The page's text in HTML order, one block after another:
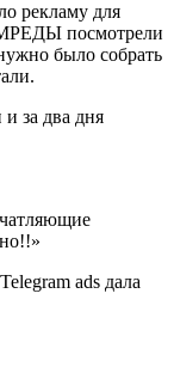
рекламу для
посмотрели
было собрать
за два дня